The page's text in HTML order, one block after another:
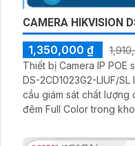
CAMERA HIKVISION
1,350,000 ₫
Thiết bị Camera IP
DS-2CD1023G2-LIUF/
cầu giám sát chất lượng cao. Với khả năng xem
đêm Full Color trong
phẩm được trang bị